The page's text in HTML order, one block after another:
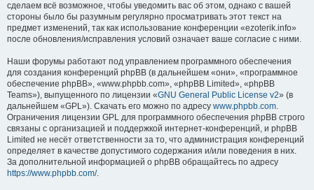
сделаем всё возможное, чтобы уведомить вас об этом, однако с вашей
стороны было бы разумным регулярно просматривать этот текст на
предмет изменений, так как использование конференции «ezoterik.info»
после обновления/исправления условий означает ваше согласие с ними.
Наши форумы работают под управлением программного обеспечения
для создания конференций phpBB (в дальнейшем «они», «программное
обеспечение phpBB», «www.phpbb.com», «phpBB Limited», «phpBB
Teams»), выпущенного по лицензии «GNU General Public License v2» (в
дальнейшем «GPL»). Скачать его можно по адресу www.phpbb.com.
Ограничения лицензии GPL для программного обеспечения phpBB строго
связаны с организацией и поддержкой интернет-конференций, и phpBB
Limited не несёт ответственности за то, что администрация конференций
определяет в качестве допустимого содержания и/или поведения в них.
За дополнительной информацией о phpBB обращайтесь по адресу
https://www.phpbb.com/.